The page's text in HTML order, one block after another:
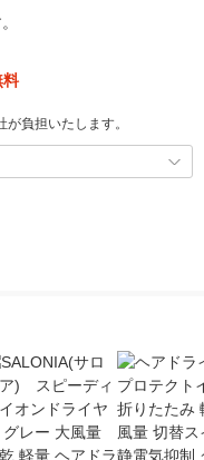
料
負担いたします。